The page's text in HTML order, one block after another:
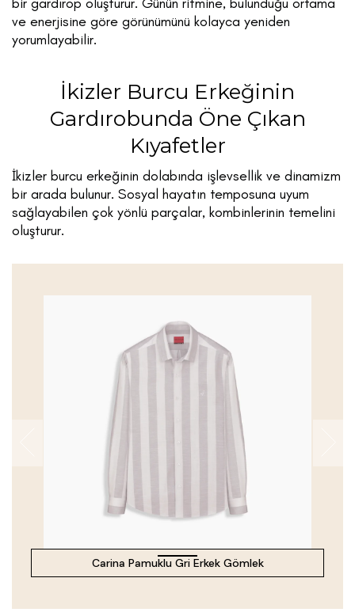
ve enerjisine göre görünümünü kolayca yeniden
yorumlayabilir.
İkizler Burcu Erkeğinin
Gardırobunda Öne Çıkan
Kıyafetler
İkizler burcu erkeğinin dolabında işlevsellik ve dinamizm
bir arada bulunur. Sosyal hayatın temposuna uyum
sağlayabilen çok yönlü parçalar, kombinlerinin temelini
oluşturur.
Carina Pamuklu Gri Erkek Gömlek